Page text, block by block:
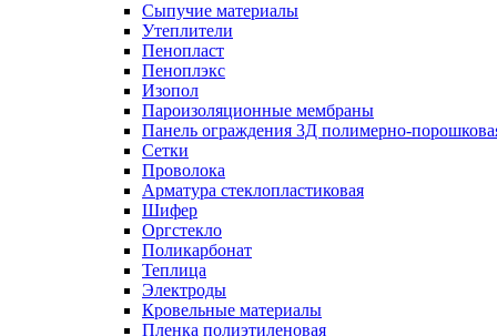
Сыпучие материалы
Утеплители
Пенопласт
Пеноплэкс
Изопол
Пароизоляционные мембраны
Панель ограждения 3Д полимерно-
Сетки
Проволока
Арматура стеклопластиковая
Шифер
Оргстекло
Поликарбонат
Теплица
Электроды
Кровельные материалы
Пленка полиэтиленовая